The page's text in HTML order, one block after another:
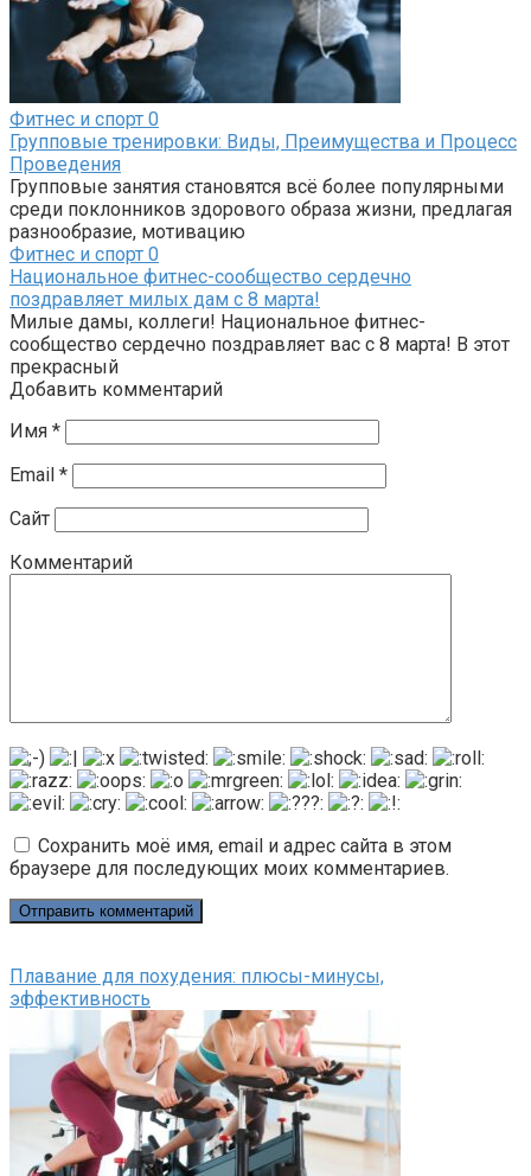
Фитнес и спорт 0
Групповые тренировки: Виды, Преимущества и Процесс
Проведения
Групповые занятия становятся всё более популярными
среди поклонников здорового образа жизни, предлагая
разнообразие, мотивацию
Фитнес и спорт 0
Национальное фитнес-сообщество сердечно
поздравляет милых дам с 8 марта!
Милые дамы, коллеги! Национальное фитнес-
сообщество сердечно поздравляет вас с 8 марта! В этот
прекрасный
Добавить комментарий
Имя *
Email *
Сайт
Комментарий
Сохранить моё имя, email и адрес сайта в этом
браузере для последующих моих комментариев.
Плавание для похудения: плюсы-минусы,
эффективность